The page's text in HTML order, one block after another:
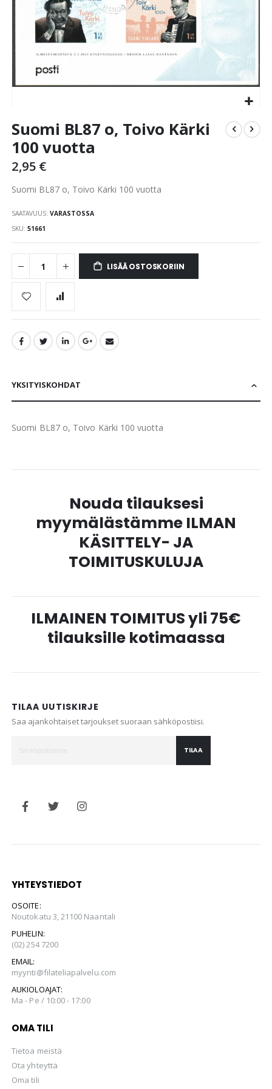
to
beginning
of
images
Suomi BL87 o, Toivo Kärki
100 vuotta
2,95 €
Suomi BL87 o, Toivo Kärki 100 vuotta
SAATAVUUS: VARASTOSSA
SKU 51661
LISÄÄ OSTOSKORIIN
YKSITYISKOHDAT
Suomi BL87 o, Toivo Kärki 100 vuotta
Nouda tilauksesi
myymälästämme ILMAN
KÄSITTELY- JA
TOIMITUSKULUJA
ILMAINEN TOIMITUS yli 75€
tilauksille kotimaassa
TILAA UUTISKIRJE
Saa ajankohtaiset tarjoukset suoraan sähköpostiisi.
TILAA
YHTEYSTIEDOT
OSOITE:
Noutokatu 3, 21100 Naantali
PUHELIN:
(02) 254 7200
EMAIL:
myynti@filateliapalvelu.com
AUKIOLOAJAT:
Ma - Pe / 10:00 - 17:00
OMA TILI
Tietoa meistä
Ota yhteyttä
Oma tili